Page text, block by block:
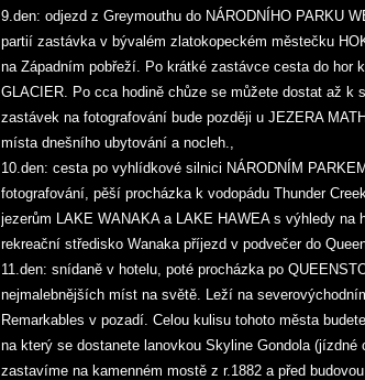
9.den: odjezd z Greymouthu do NÁRODNÍHO PARKU
partií zastávka v bývalém zlatokopeckém městečku
na Západním pobřeží. Po krátké zastávce cesta do hor
GLACIER. Po cca hodině chůze se můžete dostat až k
zastávek na fotografování bude později u JEZERA
místa dnešního ubytování a nocleh.,
10.den: cesta po vyhlídkové silnici NÁRODNÍM
fotografování, pěší procházka k vodopádu Thunder
jezerům LAKE WANAKA a LAKE HAWEA s výhledy na
rekreační středisko Wanaka příjezd v podvečer do
11.den: snídaně v hotelu, poté procházka po
nejmalebnějších míst na světě. Leží na
Remarkables v pozadí. Celou kulisu tohoto města
na který se dostanete lanovkou Skyline Gondola
zastavíme na kamenném mostě z r.1882 a před